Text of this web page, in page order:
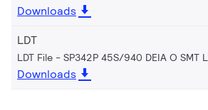
Downloads
LDT
LDT File - SP342P 45S/940 DEIA O SMT
Downloads